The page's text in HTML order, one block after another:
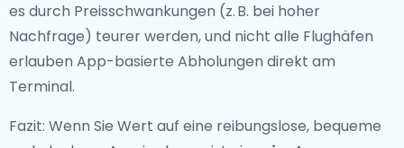
es durch Preisschwankungen (z. B. bei hoher
Nachfrage) teurer werden, und nicht alle Flughäfen
erlauben App-basierte Abholungen direkt am
Terminal.
Fazit: Wenn Sie Wert auf eine reibungslose, bequeme